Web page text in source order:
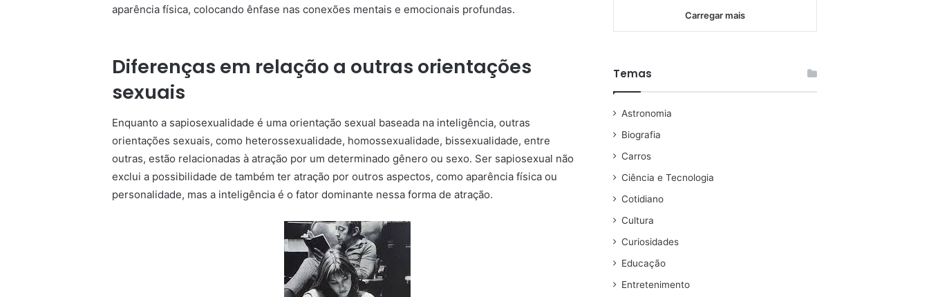
aparência física, colocando ênfase nas conexões mentais e emocionais profundas.
Diferenças em relação a outras orientações
sexuais
Enquanto a sapiosexualidade é uma orientação sexual baseada na inteligência, outras
orientações sexuais, como heterossexualidade, homossexualidade, bissexualidade, entre
outras, estão relacionadas à atração por um determinado gênero ou sexo. Ser sapiosexual não
exclui a possibilidade de também ter atração por outros aspectos, como aparência física ou
personalidade, mas a inteligência é o fator dominante nessa forma de atração.
Carregar mais
Temas
Astronomia
Biografia
Carros
Ciência e Tecnologia
Cotidiano
Cultura
Curiosidades
Educação
Entretenimento